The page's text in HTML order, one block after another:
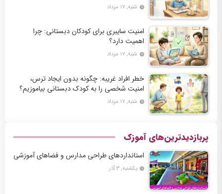
شنبه, ۱۷ مرداد
امنیت سایبری برای کودکان دبستانی: چرا
اهمیت دارد؟
شنبه, ۱۷ مرداد
خطر افراد غریبه: چگونه بدون ایجاد ترس،
امنیت شخصی را به کودک دبستانی بیاموزیم؟
شنبه, ۱۷ مرداد
پربازدیدترین‌های آموزک
استانداردهای طراحی مدارس و فضاهای آموزشی
یکشنبه, ۳ آذر